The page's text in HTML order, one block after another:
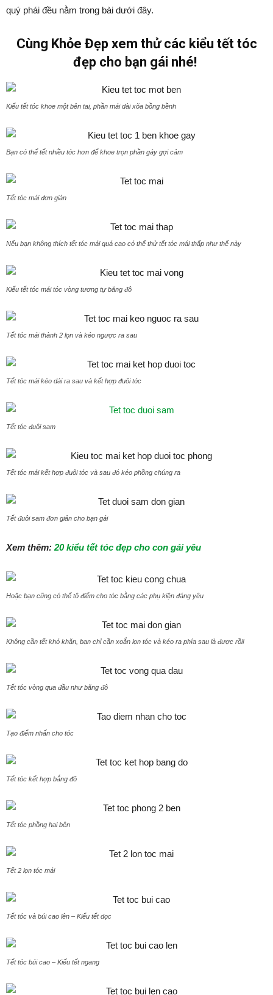
quý phái đều nằm trong bài dưới đây.
Cùng Khỏe Đẹp xem thử các kiểu tết tóc
đẹp cho bạn gái nhé!
Kiểu tết tóc khoe một bên tai, phần mái dài xõa bồng bềnh
Bạn có thể tết nhiều tóc hơn để khoe trọn phần gáy gợi cảm
Tết tóc mái đơn giản
Nếu bạn không thích tết tóc mái quá cao có thể thử tết tóc mái thấp như thế này
Kiểu tết tóc mái tóc vòng tương tự băng đô
Tết tóc mái thành 2 lọn và kéo ngược ra sau
Tết tóc mái kéo dài ra sau và kết hợp đuôi tóc
Tết tóc đuôi sam
Tết tóc mái kết hợp đuôi tóc và sau đó kéo phồng chúng ra
Tết đuôi sam đơn giản cho bạn gái
Xem thêm: 20 kiểu tết tóc đẹp cho con gái yêu
Hoặc bạn cũng có thể tô điểm cho tóc bằng các phụ kiện đáng yêu
Không cần tết khó khăn, bạn chỉ cần xoắn lọn tóc và kéo ra phía sau là được rồi!
Tết tóc vòng qua đầu như băng đô
Tạo điểm nhấn cho tóc
Tết tóc kết hợp bắng đô
Tết tóc phồng hai bên
Tết 2 lọn tóc mái
Tết tóc và búi cao lên – Kiểu tết dọc
Tết tóc búi cao – Kiểu tết ngang